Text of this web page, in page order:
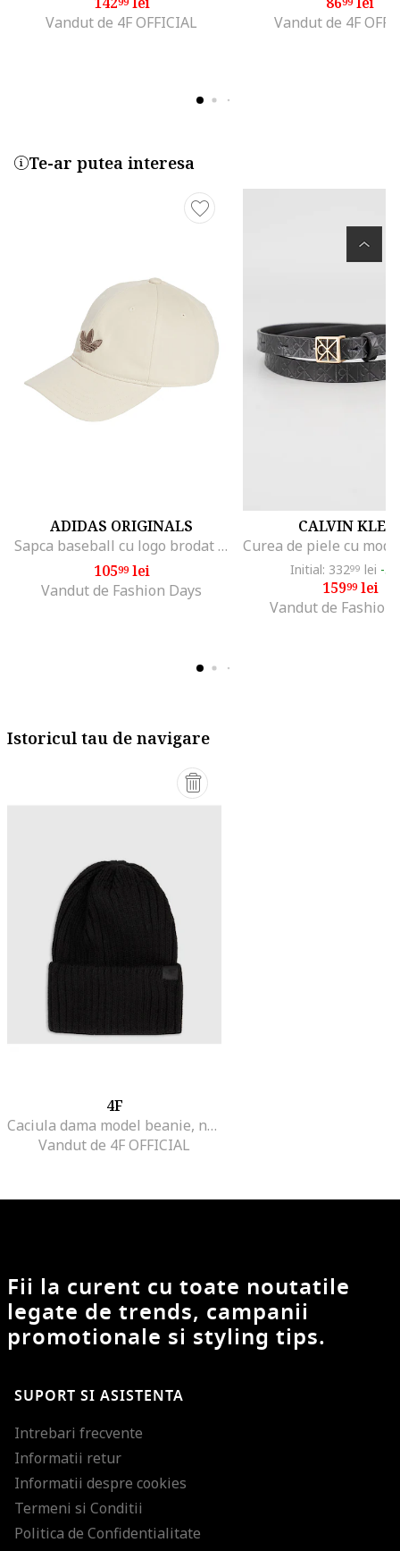
Vandut de 4F OFFICIAL
Vandut de 4F
Te-ar putea interesa
ADIDAS ORIGINALS
Sapca baseball cu logo brodat Classic, Crem
10599lei
Vandut de Fashion Days
CALVIN
Initial: 33299 lei -
15999lei
Vandut de Fashion
Istoricul tau de navigare
4F
Caciula dama model beanie, neagra, universala, cu lana de alpaca
Vandut de 4F OFFICIAL
Fii la curent cu toate noutatile
legate de trends, campanii
promotionale si styling tips.
SUPORT SI ASISTENTA
Intrebari frecvente
Informatii retur
Informatii despre cookies
Termeni si Conditii
Politica de Confidentialitate